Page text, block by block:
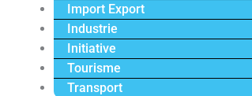
Import Export
Industrie
Initiative
Tourisme
Transport